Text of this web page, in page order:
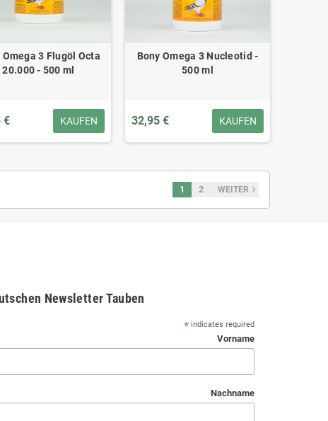
Omega 3 Flugöl Octa
20.000 - 500 ml
€ KAUFEN
Bony Omega 3 Nucleotid -
500 ml
32,95 € KAUFEN
1 2 WEITER navigate_next
Newsletter Tauben
* indicates required
Vorname
Nachname